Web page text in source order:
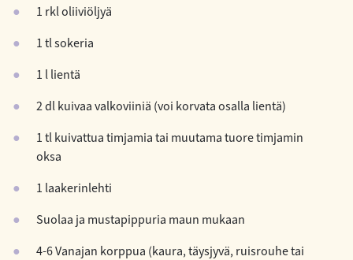
1 rkl oliiviöljyä
1 tl sokeria
1 l lientä
2 dl kuivaa valkoviiniä (voi korvata osalla lientä)
1 tl kuivattua timjamia tai muutama tuore timjamin
oksa
1 laakerinlehti
Suolaa ja mustapippuria maun mukaan
4-6 Vanajan korppua (kaura, täysjyvä, ruisrouhe tai